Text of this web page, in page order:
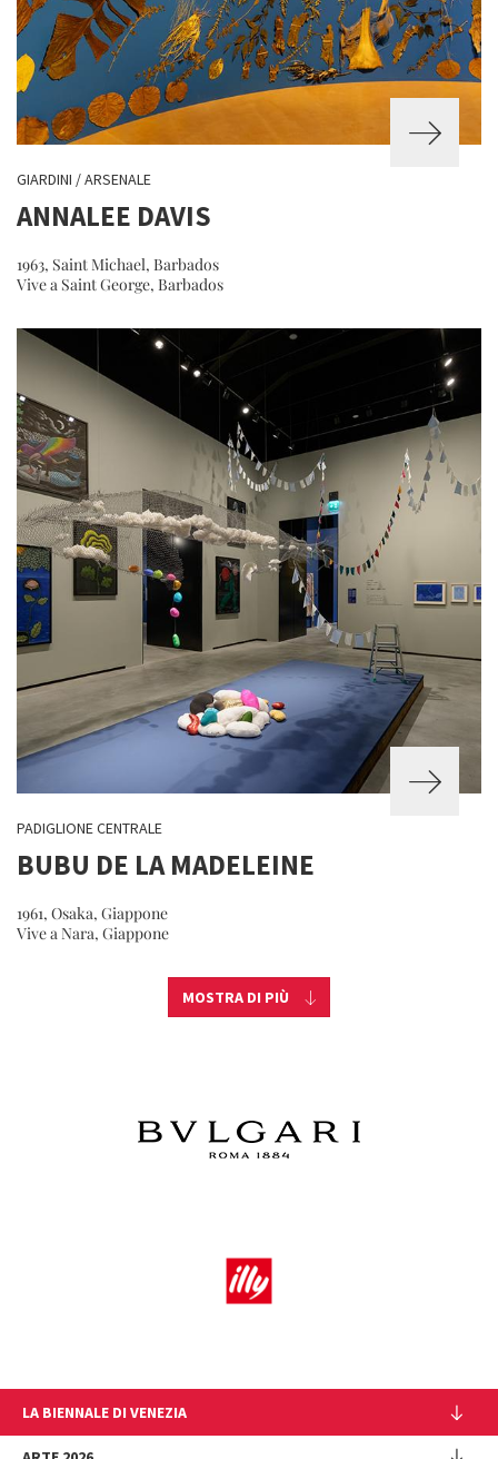
GIARDINI / ARSENALE
ANNALEE DAVIS
1963, Saint Michael, Barbados
Vive a Saint George, Barbados
PADIGLIONE CENTRALE
BUBU DE LA MADELEINE
1961, Osaka, Giappone
Vive a Nara, Giappone
MOSTRA DI PIÙ
LA BIENNALE DI VENEZIA
L'Istituzione